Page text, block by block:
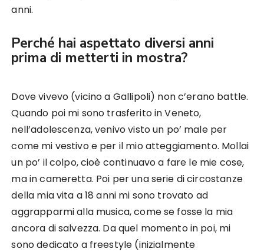
anni.
Perché hai aspettato diversi anni
prima di metterti in mostra?
Dove vivevo (vicino a Gallipoli) non c’erano battle.
Quando poi mi sono trasferito in Veneto,
nell’adolescenza, venivo visto un po’ male per
come mi vestivo e per il mio atteggiamento. Mollai
un po’ il colpo, cioè continuavo a fare le mie cose,
ma in cameretta. Poi per una serie di circostanze
della mia vita a 18 anni mi sono trovato ad
aggrapparmi alla musica, come se fosse la mia
ancora di salvezza. Da quel momento in poi, mi
sono dedicato a freestyle (inizialmente